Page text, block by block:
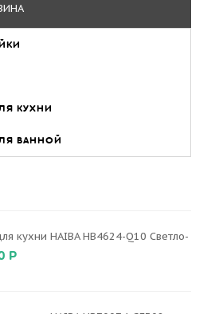
КУХНИ
ВАННОЙ
кухни HAIBA HB4624-Q10 Светло-
Р